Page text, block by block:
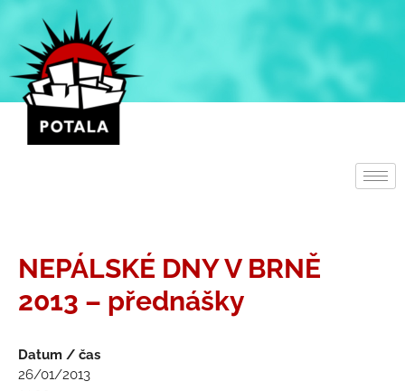
Přeskočit
obsah
NEPÁLSKÉ DNY V BRNĚ
2013 – přednášky
Datum / čas
26/01/2013